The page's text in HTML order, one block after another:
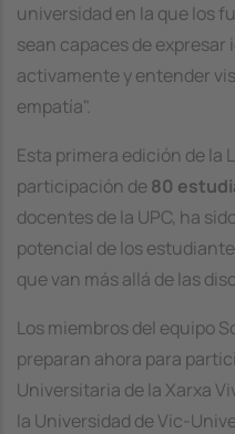
universidad en la que los
sean capaces de
activamente y entender
empatía".
Esta primera edición de la
participación de80
docentes de la UPC, ha
potencial de los
que van más allá de las
Los miembros del equipo
preparan ahora para
Universitaria de la Xarxa
la Universidad de Vic-